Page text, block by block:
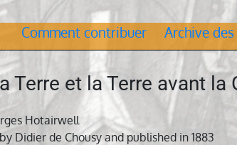
Comment contribuer Archive
Terre et la Terre avant la
Hotairwell
Didier de Chousy and published in 1883